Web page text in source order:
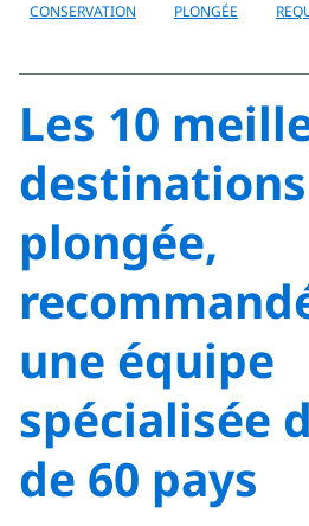
CONSERVATION PLONGÉE
Les 10
plongée,
une équipe
spécialisée
de 60 pays